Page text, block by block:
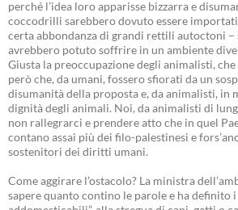
perché l’idea loro apparisse bizzarra e
coccodrilli sarebbero dovuto essere
certa abbondanza di grandi rettili autoctoni –
avrebbero potuto soffrire in un ambiente
Giusta la preoccupazione degli animalisti,
però che, da umani, fossero sfiorati da un
disumanità della proposta e, da animalisti, in
dignità degli animali. Noi, da animalisti di
non rallegrarci e prendere atto che in quel
contano assai più dei filo-palestinesi e
sostenitori dei diritti umani.
Come aggirare l’ostacolo? La ministra
sapere quanto contino le parole e ha definito